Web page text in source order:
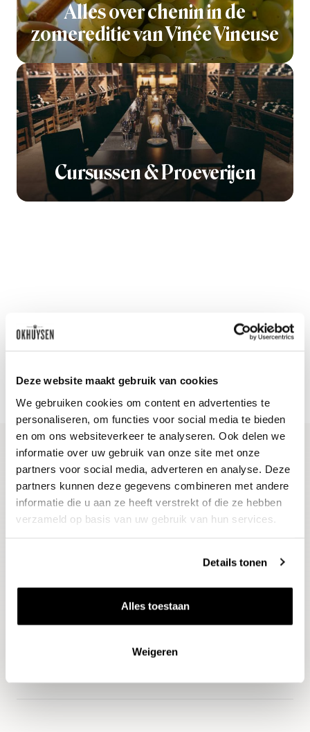
Deze website maakt gebruik van cookies
We gebruiken cookies om content en advertenties te
personaliseren, om functies voor social media te bieden
en om ons websiteverkeer te analyseren. Ook delen we
informatie over uw gebruik van onze site met onze
partners voor social media, adverteren en analyse. Deze
partners kunnen deze gegevens combineren met andere
informatie die u aan ze heeft verstrekt of die ze hebben
verzameld op basis van uw gebruik van hun services.
Details tonen
Alles toestaan
Weigeren
Alles over chenin in de
zomereditie van Vinée Vineuse
Cursussen & Proeverijen
Blijf op de hoogte
Ontvang het laatste wijnnieuws, proeverijen en
evenementen
Aanmelden